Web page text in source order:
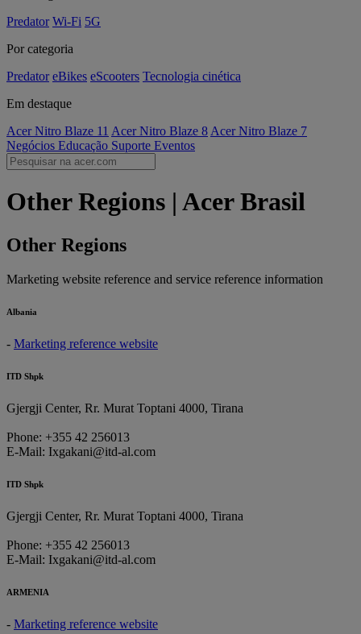
Predator Wi-Fi 5G
Por categoria
Predator eBikes eScooters Tecnologia cinética
Em destaque
Acer Nitro Blaze 11 Acer Nitro Blaze 8 Acer Nitro Blaze 7
Negócios Educação Suporte Eventos
Other Regions | Acer Brasil
Other Regions
Marketing website reference and service reference information
Albania
- Marketing reference website
ITD Shpk
Gjergji Center, Rr. Murat Toptani 4000, Tirana
Phone: +355 42 256013
E-Mail: Ixgakani@itd-al.com
ITD Shpk
Gjergji Center, Rr. Murat Toptani 4000, Tirana
Phone: +355 42 256013
E-Mail: Ixgakani@itd-al.com
ARMENIA
- Marketing reference website